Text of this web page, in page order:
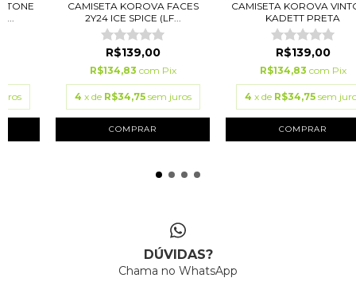
CAMISETA KOROVA FACES
2Y24 ICE SPICE (LF...
R$139,00
R$134,83 com Pix
4 x de R$34,75 sem juros
COMPRAR
CAMISETA KOROVA
KADETT PRETA
R$139,00
R$134,83 com Pix
4 x de R$34,75 sem
COMPRAR
DÚVIDAS?
Chama no WhatsApp